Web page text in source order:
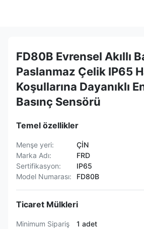
FD80B Evrensel Akıllı
Paslanmaz Çelik IP65
Koşullarına Dayanıklı
Basınç Sensörü
Temel özellikler
Menşe yeri:
ÇİN
Marka Adı:
FRD
Sertifikasyon:
IP65
Model Numarası:
FD80B
Ticaret Mülkleri
Minimum Sipariş
1 adet